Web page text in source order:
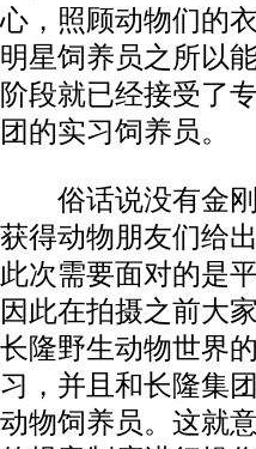
心，照顾动物们的
明星饲养员之所以
阶段就已经接受了
团的实习饲养员。
俗话说没有金刚
获得动物朋友们给
此次需要面对的是
因此在拍摄之前大
长隆野生动物世界
习，并且和长隆集
动物饲养员。这就